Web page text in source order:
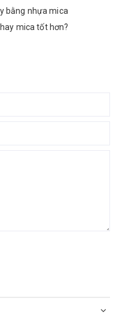
bằng nhựa mica
mica tốt hơn?